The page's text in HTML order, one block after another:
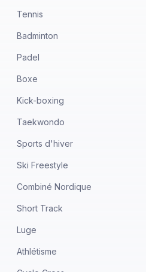
Tennis
Badminton
Padel
Boxe
Kick-boxing
Taekwondo
Sports d'hiver
Ski Freestyle
Combiné Nordique
Short Track
Luge
Athlétisme